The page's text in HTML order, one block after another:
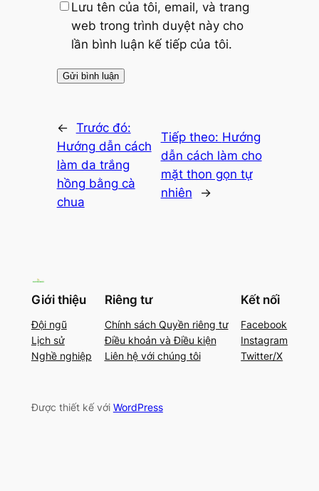
Lưu tên của tôi, email, và trang
web trong trình duyệt này cho
lần bình luận kế tiếp của tôi.
← Trước đó:
Hướng dẫn cách
làm da trắng
hồng bằng cà
chua
Tiếp theo: Hướng
dẫn cách làm cho
mặt thon gọn tự
nhiên
→
Giới thiệu
Đội ngũ
Lịch sử
Nghề nghiệp
Riêng tư
Chính sách Quyền riêng tư
Điều khoản và Điều kiện
Liên hệ với chúng tôi
Kết nối
Facebook
Instagram
Twitter/X
Được thiết kế với WordPress